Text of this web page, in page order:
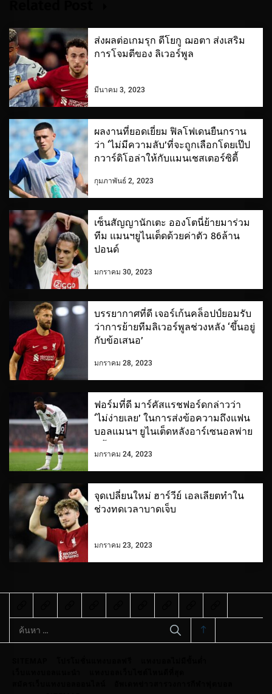
ส่งผลต่อเกมรุก ดีโยกู ฌอตา ส่งเสริม
การโจมตีของ ลิเวอร์พูล
มีนาคม 3, 2023
ผลงานที่ยอดเยี่ยม ฟิลโฟเดนยืนกราน
ว่า ‘ไม่มีความลับ’ที่จะถูกเลือกโดยเป๊ป
กวาร์ดิโอล่าให้กับแมนเชสเตอร์ซิตี้
กุมภาพันธ์ 2, 2023
เซ็นสัญญานักเตะ อองโตนี่ย้ายมาร่วม
ทีม แมนฯยูไนเต็ดด้วยค่าตัว 86ล้าน
ปอนด์
มกราคม 30, 2023
บรรยากาศที่ดี เจอร์เก้นคล็อปป์ยอมรับ
ว่าการย้ายทีมลิเวอร์พูลช่วงหลัง ‘ขึ้นอยู่
กับข้อเสนอ’
มกราคม 28, 2023
ฟอร์มที่ดี มาร์คัสแรชฟอร์ดกล่าวว่า
‘ไม่ง่ายเลย’ ในการส่งข้อความถึงแฟน
บอลแมนฯ ยูไนเต็ดหลังอาร์เซนอลพ่าย
มกราคม 24, 2023
จุดเปลี่ยนใหม่ ฮาร์วีย์ เอลเลียตทำใน
ช่วงทดเวลาบาดเจ็บ
มกราคม 23, 2023
ค้นหา
สำหรับ: